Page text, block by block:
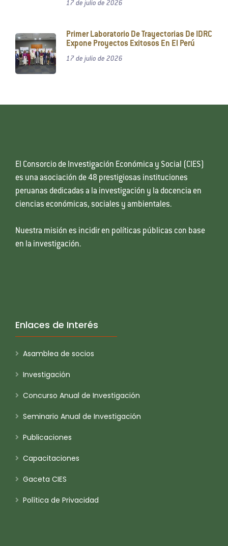
17 de julio de 2026
Primer Laboratorio De Trayectorias De IDRC
Expone Proyectos Exitosos En El Perú
17 de julio de 2026
El Consorcio de Investigación Económica y Social (CIES)
es una asociación de 48 prestigiosas instituciones
peruanas dedicadas a la investigación y la docencia en
ciencias económicas, sociales y ambientales.
Nuestra misión es incidir en políticas públicas con base
en la investigación.
Enlaces de Interés
Asamblea de socios
Investigación
Concurso Anual de Investigación
Seminario Anual de Investigación
Publicaciones
Capacitaciones
Gaceta CIES
Política de Privacidad